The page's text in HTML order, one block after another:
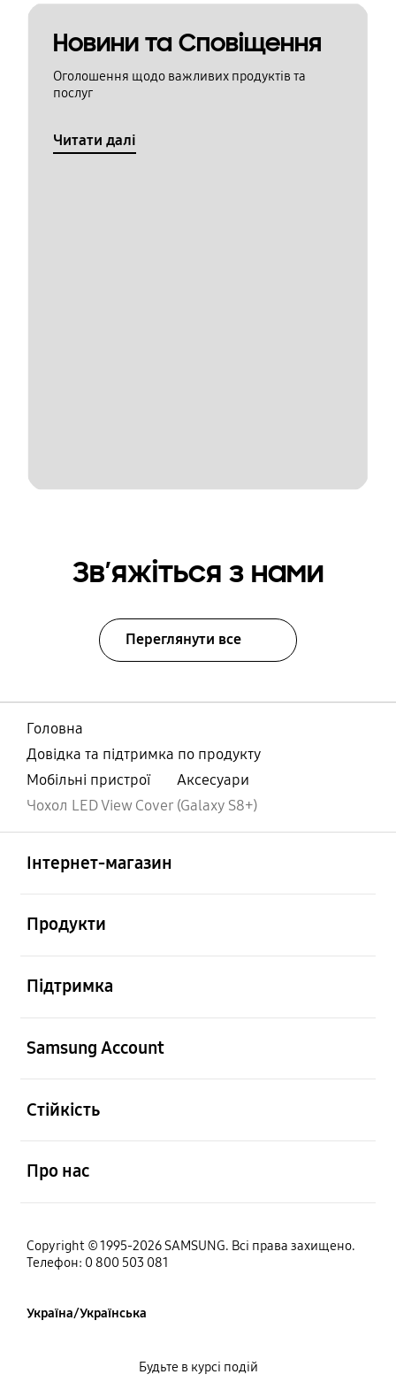
Новини та Сповіщення
Оголошення щодо важливих продуктів та
послуг
Читати далі
Зв’яжіться з нами
Переглянути все
Головна
Довідка та підтримка по продукту
Мобільні пристрої
Аксесуари
Чохол LED View Cover (Galaxy S8+)
Інтернет-магазин
Продукти
Підтримка
Samsung Account
Стійкість
Про нас
Copyright © 1995-2026 SAMSUNG. Всі права захищено.
Телефон: 0 800 503 081
Україна/Українська
Будьте в курсі подій